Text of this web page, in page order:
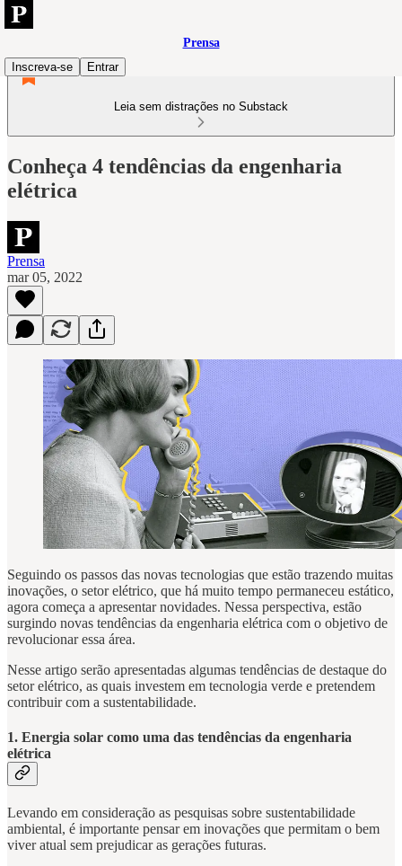
Prensa
Inscreva-se
Entrar
Leia sem distrações no Substack
Conheça 4 tendências da engenharia
elétrica
Prensa
mar 05, 2022
Seguindo os passos das novas tecnologias que estão trazendo muitas
inovações, o setor elétrico, que há muito tempo permaneceu estático,
agora começa a apresentar novidades. Nessa perspectiva, estão
surgindo novas tendências da engenharia elétrica com o objetivo de
revolucionar essa área.
Nesse artigo serão apresentadas algumas tendências de destaque do
setor elétrico, as quais investem em tecnologia verde e pretendem
contribuir com a sustentabilidade.
1. Energia solar como uma das tendências da engenharia
elétrica
Levando em consideração as pesquisas sobre sustentabilidade
ambiental, é importante pensar em inovações que permitam o bem
viver atual sem prejudicar as gerações futuras.